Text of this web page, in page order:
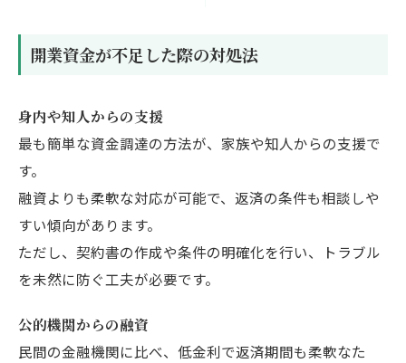
開業資金が不足した際の対処法
身内や知人からの支援
最も簡単な資金調達の方法が、家族や知人からの支援で
す。
融資よりも柔軟な対応が可能で、返済の条件も相談しや
すい傾向があります。
ただし、契約書の作成や条件の明確化を行い、トラブル
を未然に防ぐ工夫が必要です。
公的機関からの融資
民間の金融機関に比べ、低金利で返済期間も柔軟なた